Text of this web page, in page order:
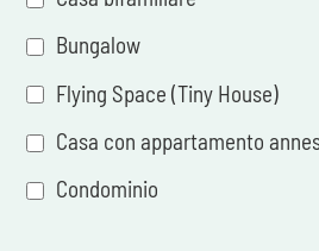
Bungalow
Flying Space (Tiny House)
Casa con appartamento
Condominio